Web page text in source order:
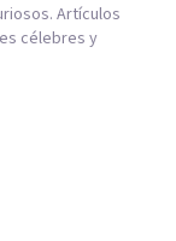
Artículos
célebres y